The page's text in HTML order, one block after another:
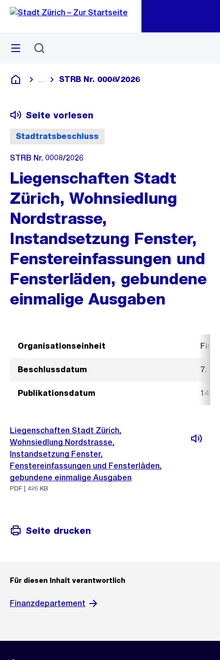
Navigation
Sprunglink
Menü
Deutsch
Blende alle Breadcrumbs ein
STRB Nr. 0008/2026
Stadtratsbeschluss
Seite vorlesen
STRB Nr. 0008/2026
Liegenschaften Stadt
Zürich, Wohnsiedlung
Nordstrasse,
Instandsetzung Fenster,
Fenstereinfassungen und
Fensterläden, gebundene
einmalige Ausgaben
Organisationseinheit
Beschlussdatum 7.
Publikationsdatum 14.
Liegenschaften Stadt Zürich,
Wohnsiedlung Nordstrasse,
Instandsetzung Fenster,
Fenstereinfassungen und Fensterläden,
gebundene einmalige Ausgaben
PDF | 426 KB
Seite drucken
Für diesen Inhalt verantwortlich
Finanzdepartement